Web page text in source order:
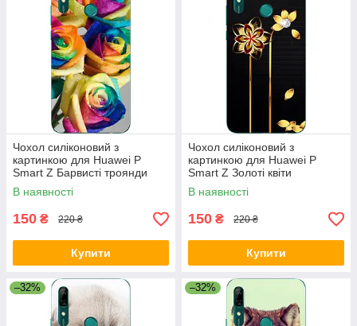
Чохол силіконовий з
картинкою для Huawei P
Smart Z Барвисті троянди
В наявності
150 ₴ 220 ₴
Купити
Чохол силіконовий з
картинкою для Huawei P
Smart Z Золоті квіти
В наявності
150 ₴ 220 ₴
Купити
–32% –32%